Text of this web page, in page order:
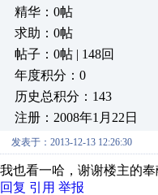
精华：0帖
求助：0帖
帖子：0帖 | 148回
年度积分：0
历史总积分：143
注册：2008年1月22日
发表于：2013-12-13 12:26:30
我也看一哈，谢谢楼主的
回复 引用 举报